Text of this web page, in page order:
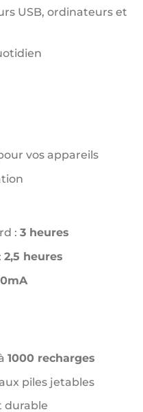
USB, ordinateurs et
vos appareils
: 3 heures
2,5 heures
1000 recharges
piles jetables
durable